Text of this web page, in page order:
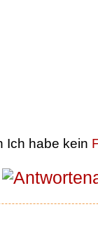
Ich habe kein